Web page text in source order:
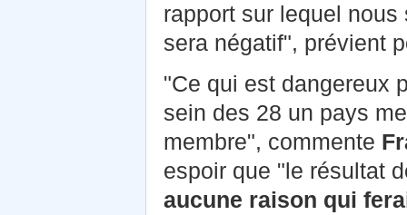
rapport sur lequel
sera négatif", prévient
"Ce qui est dangereux
sein des 28 un pays
membre", commente
espoir que "le résultat
aucune raison qui